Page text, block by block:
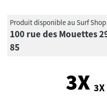
Produit disponible au Surf Shop
100 rue des Mouettes
85
3X